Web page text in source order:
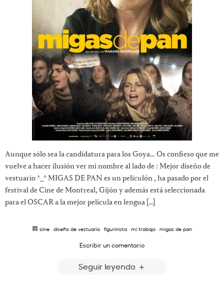
Aunque sólo sea la candidatura para los Goya… Os confieso que me
vuelve a hacer ilusión ver mi nombre al lado de : Mejor diseño de
vestuario ^_^ MIGAS DE PAN es un peliculón , ha pasado por el
festival de Cine de Montreal, Gijón y además está seleccionada
para el OSCAR a la mejor película en lengua […]
cine · diseño de vestuario · figurinista · mi trabajo · migas de pan
Escribir un comentario
Seguir leyendo